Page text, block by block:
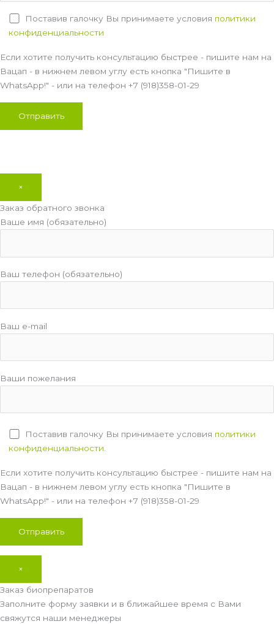
Поставив галочку Вы принимаете условия политики
конфиденциальности
Если хотите получить консультацию быстрее - пишите нам на
Вацап - в нижнем левом углу есть кнопка "Пишите в
WhatsApp!" - или на телефон +7 (918)358-01-29
×
Заказ обратного звонка
Ваше имя (обязательно)
Ваш телефон (обязательно)
Ваш e-mail
Ваши пожелания
Поставив галочку Вы принимаете условия политики
конфиденциальности.
Если хотите получить консультацию быстрее - пишите нам на
Вацап - в нижнем левом углу есть кнопка "Пишите в
WhatsApp!" - или на телефон +7 (918)358-01-29
×
Заказ биопрепаратов
Заполните форму заявки и в ближайшее время с Вами
свяжутся наши менеджеры